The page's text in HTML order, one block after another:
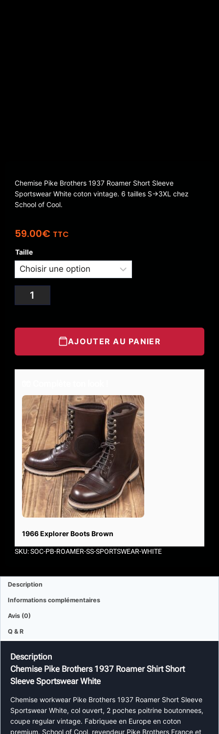
Chemise Pike Brothers 1937 Roamer Short Sleeve
Sportswear White coton vintage. 6 tailles S→3XL chez
School of Cool.
59.00€ TTC
Taille
AJOUTER AU PANIER
1966 Explorer Boots Brown
SKU: SOC-PB-ROAMER-SS-SPORTSWEAR-WHITE
Description
Informations complémentaires
Avis (0)
Q & R
Description
Chemise Pike Brothers 1937 Roamer Shirt Short
Sleeve Sportswear White
Chemise workwear Pike Brothers 1937 Roamer Short Sleeve
Sportswear White, col ouvert, 2 poches poitrine boutonnees,
coupe regular vintage. Fabriquee en Europe en coton
premium. School of Cool, revendeur Pike Brothers France et